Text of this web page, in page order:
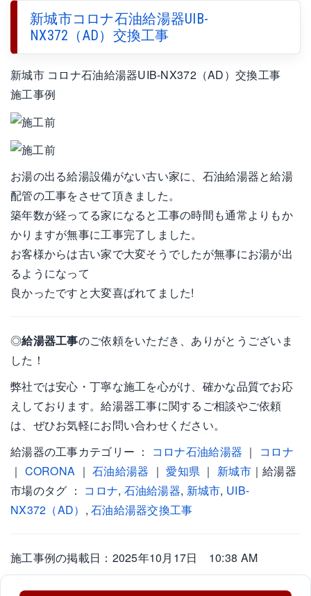
新城市コロナ石油給湯器UIB-
NX372（AD）交換工事
新城市 コロナ石油給湯器UIB-NX372（AD）交換工事
施工事例
お湯の出る給湯設備がない古い家に、石油給湯器と給湯
配管の工事をさせて頂きました。
築年数が経ってる家になると工事の時間も通常よりもか
かりますが無事に工事完了しました。
お客様からは古い家で大変そうでしたが無事にお湯が出
るようになって
良かったですと大変喜ばれてました!
◎給湯器工事のご依頼をいただき、ありがとうございま
した！
弊社では安心・丁寧な施工を心がけ、確かな品質でお応
えしております。給湯器工事に関するご相談やご依頼
は、ぜひお気軽にお問い合わせください。
給湯器の工事カテゴリー ： コロナ石油給湯器 ｜ コロナ
｜ CORONA ｜石油給湯器 ｜愛知県 ｜ 新城市｜給湯器
市場のタグ ： コロナ, 石油給湯器, 新城市, UIB-
NX372（AD） ,石油給湯器交換工事
施工事例の掲載日：2025年10月17日 10:38 AM